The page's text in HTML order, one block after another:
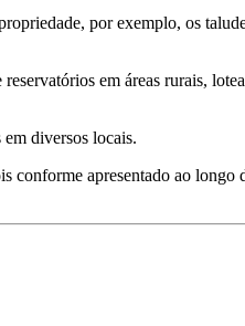
por exemplo, os
em áreas rurais,
em diversos locais.
conforme apresentado ao longo